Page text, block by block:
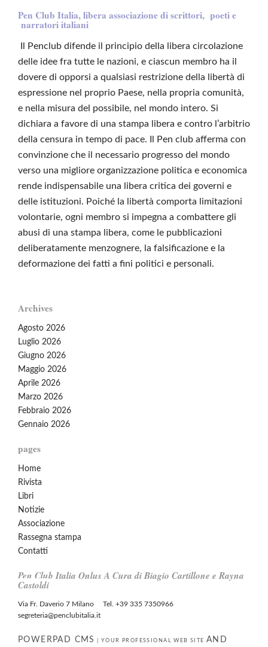
Pen Club Italia, libera associazione di scrittori, poeti e
narratori italiani
Il Penclub difende il principio della libera circolazione
delle idee fra tutte le nazioni, e ciascun membro ha il
dovere di opporsi a qualsiasi restrizione della libertà di
espressione nel proprio Paese, nella propria comunità,
e nella misura del possibile, nel mondo intero. Si
dichiara a favore di una stampa libera e contro l’arbitrio
della censura in tempo di pace. Il Pen club afferma con
convinzione che il necessario progresso del mondo
verso una migliore organizzazione politica e economica
rende indispensabile una libera critica dei governi e
delle istituzioni. Poiché la libertà comporta limitazioni
volontarie, ogni membro si impegna a combattere gli
abusi di una stampa libera, come le pubblicazioni
deliberatamente menzognere, la falsificazione e la
deformazione dei fatti a fini politici e personali.
Archives
Agosto 2026
Luglio 2026
Giugno 2026
Maggio 2026
Aprile 2026
Marzo 2026
Febbraio 2026
Gennaio 2026
pages
Home
Rivista
Libri
Notizie
Associazione
Rassegna stampa
Contatti
Pen Club Italia Onlus A Cura di Biagio Cartillone e Rayna
Castoldi
Via Fr. Daverio 7 Milano Tel. +39 335 7350966
segreteria@penclubitalia.it
POWERPAD CMS |YOUR PROFESSIONAL WEB SITE AND